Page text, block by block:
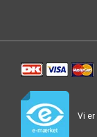
Vi er